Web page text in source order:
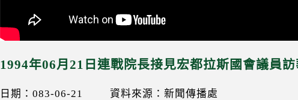
1994年06月21日連戰院長接見宏都拉斯國會議員
日期：083-06-21
資料來源：新聞傳播處